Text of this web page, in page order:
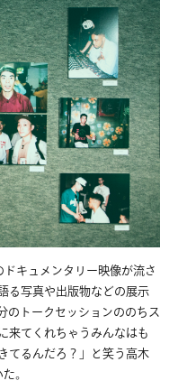
キュメンタリー映像が流さ
る写真や出版物などの展示
のトークセッションののちス
来てくれちゃうみんなはも
てるんだろ？」と笑う高木
。